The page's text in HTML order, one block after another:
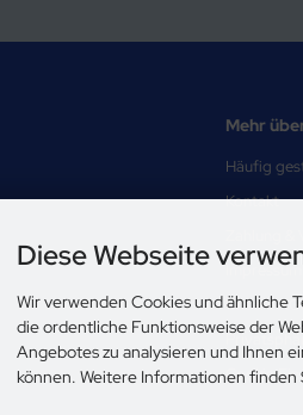
Mehr
Häufig
Kontakt
Impressum
Unsere
Cookie
Diese Webseite
Wir verwenden Cookies und ähnliche
die ordentliche Funktionsweise der
Angebotes zu analysieren und Ihnen
können. Weitere Informationen